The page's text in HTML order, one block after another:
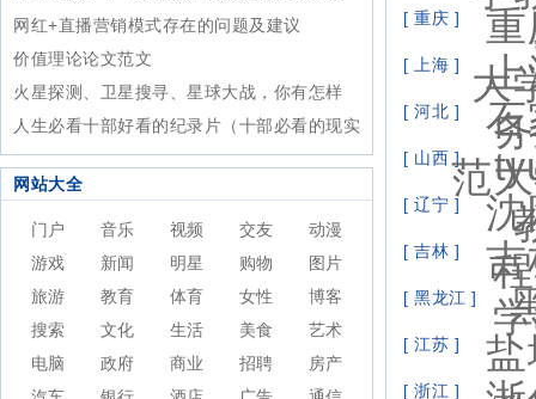
科幻电影，没有之一
网红+直播营销模式存在的问题及建议
价值理论论文范文
火星探测、卫星搜寻、星球大战，你有怎样
的“天问”？
人生必看十部好看的纪录片（十部必看的现实
主义纪录片）
网站大全
门户 音乐 视频 交友
动漫
游戏
新闻 明星 购物
图片
旅游
教育 体育 女性
博客
搜索
文化 生活 美食
艺术
电脑
政府 商业 招聘
房产
[ 重庆 ]
大
[ 上海 ]
[ 河北 ]
范
[ 山西 ]
[ 辽宁 ]
[ 吉林 ]
[ 黑龙江 ]
[ 江苏 ]
[ 浙江 ]